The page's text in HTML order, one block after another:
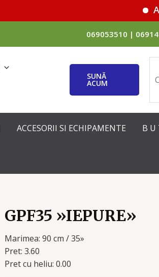
069053510 |
SUNĂ
ACUM
ACCESORII SI ECHIPAMENTE B U
GPF35 »IEPURE»
Marimea: 90 cm / 35»
Pret: 3.60
Pret cu heliu: 0.00